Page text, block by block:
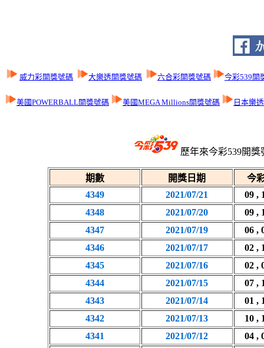
威力彩開獎號碼 大樂透開獎號碼 六合彩開獎號碼 今彩539開
美國POWERBALL開獎號碼 美國MEGA Millions開獎號碼 日本樂
歷年來今彩539開
期數 開獎日期
今
4349
2021/07/21
09 ,
4348
2021/07/20
09 ,
4347
2021/07/19
06 ,
4346
2021/07/17
02 ,
4345
2021/07/16
02 ,
4344
2021/07/15
07 ,
4343
2021/07/14
01 ,
4342
2021/07/13
10 ,
4341
2021/07/12
04 ,